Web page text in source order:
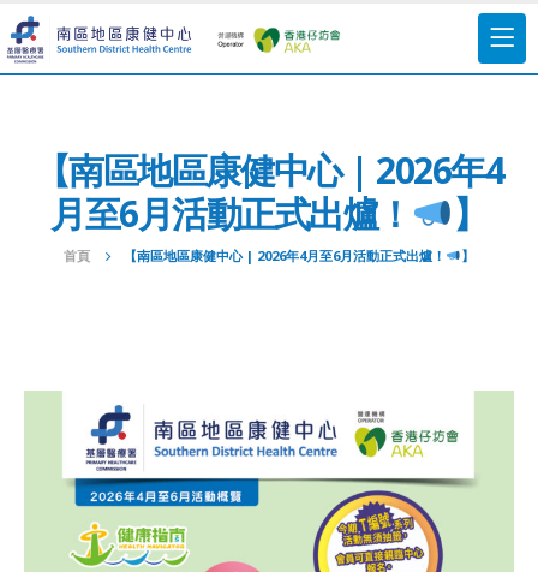
【南區地區康健中心 | 2026年4
月至6月活動正式出爐！
】
首頁 【南區地區康健中心 | 2026年4月至6月活動正式出爐！ 】